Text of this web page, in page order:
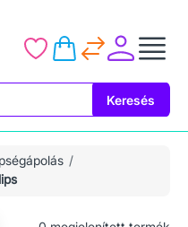
Keresés